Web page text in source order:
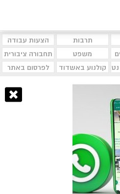
תרבות
הצעות עבודה
משפט
תחבורה ציבורית
קולנוע באשדוד לפרסום באתר